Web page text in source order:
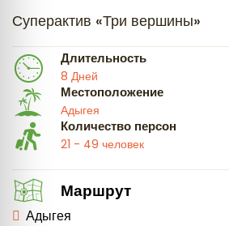
Суперактив «Три вершины»
Длительность
8 Дней
Местоположение
Адыгея
Количество персон
21 - 49 человек
Маршрут
Адыгея